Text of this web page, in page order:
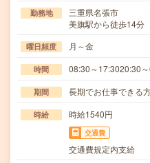
勤務地
三重県名張市
美旗駅から徒歩14分
曜日頻度 月～金
時間 08:30～17:3020:30
期間 長期でお仕事できる
時給 時給1540円
交通費
交通費規定内支給